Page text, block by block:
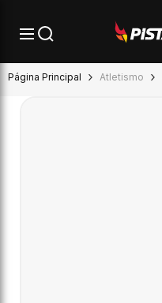
Página Principal Atletismo